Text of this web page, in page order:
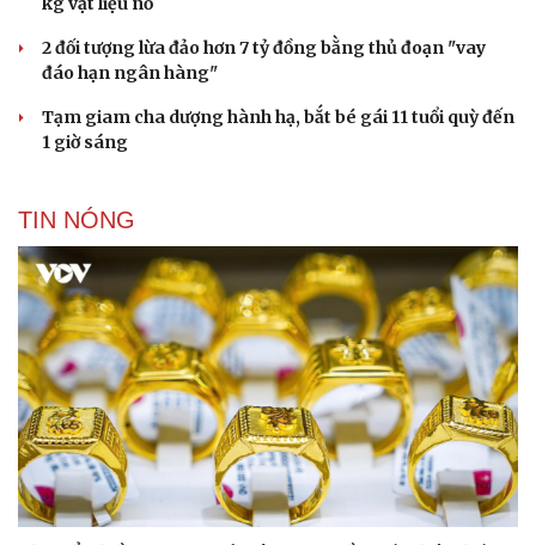
Cải chính
Chuyển hồ sơ sang Bộ Công an về 7 cá nhân bán
vàng nguyên liệu nhiều bất thường
trẻ nhỏ ở TP.HCM
Biên phòng Quảng Trị ngăn chặn vận chuyển hơn 210
kg vật liệu nổ
2 đối tượng lừa đảo hơn 7 tỷ đồng bằng thủ đoạn "vay
đáo hạn ngân hàng"
Tạm giam cha dượng hành hạ, bắt bé gái 11 tuổi quỳ đến
1 giờ sáng
TIN NÓNG